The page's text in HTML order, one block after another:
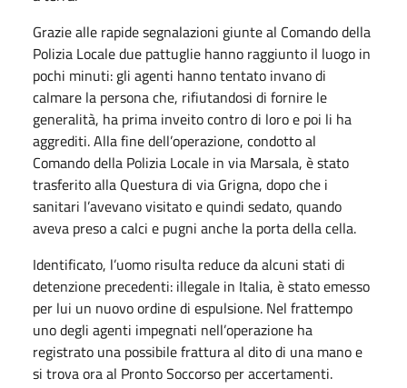
Grazie alle rapide segnalazioni giunte al Comando della
Polizia Locale due pattuglie hanno raggiunto il luogo in
pochi minuti: gli agenti hanno tentato invano di
calmare la persona che, rifiutandosi di fornire le
generalità, ha prima inveito contro di loro e poi li ha
aggrediti. Alla fine dell’operazione, condotto al
Comando della Polizia Locale in via Marsala, è stato
trasferito alla Questura di via Grigna, dopo che i
sanitari l’avevano visitato e quindi sedato, quando
aveva preso a calci e pugni anche la porta della cella.
Identificato, l’uomo risulta reduce da alcuni stati di
detenzione precedenti: illegale in Italia, è stato emesso
per lui un nuovo ordine di espulsione. Nel frattempo
uno degli agenti impegnati nell’operazione ha
registrato una possibile frattura al dito di una mano e
si trova ora al Pronto Soccorso per accertamenti.